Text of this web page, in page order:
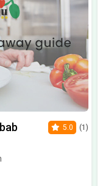
5.0 (1)